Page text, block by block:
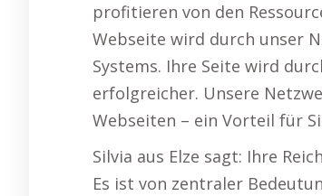
profitieren von den
Webseite wird durch unser
Systems. Ihre Seite wird
erfolgreicher. Unsere
Webseiten – ein Vorteil für
Silvia aus Elze sagt: Ihre
Es ist von zentraler